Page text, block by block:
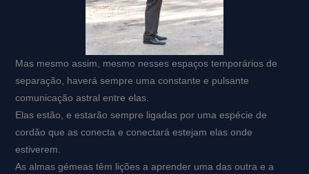
Mas mesmo assim, mesmo nesses espaços temporários de
separação, haverá sempre uma constante e pulsante
comunicação astral entre elas.
Elas estão, e estarão sempre ligadas por uma espécie de
cordão que as conecta e conectará estejam elas onde
estiverem.
As almas gémeas têm lições a aprender uma das outra e a